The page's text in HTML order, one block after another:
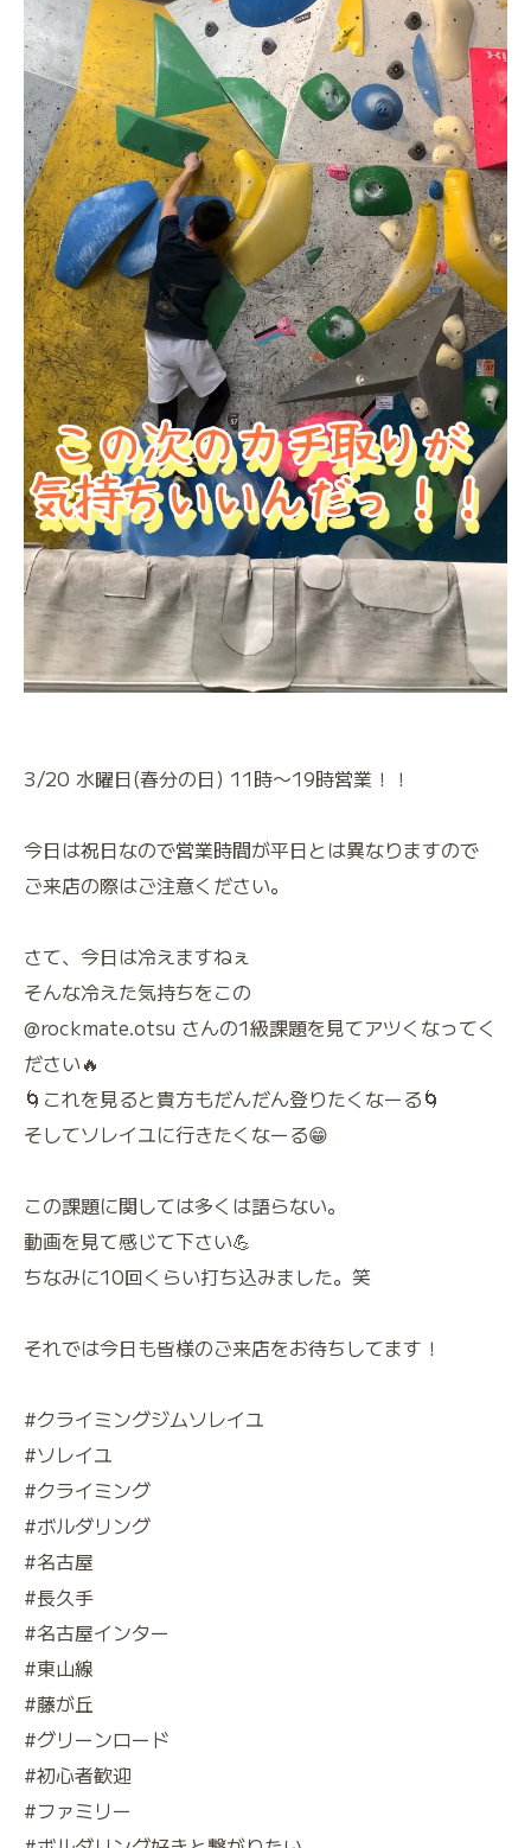
3/20 水曜日(春分の日) 11時〜19時営業！！
今日は祝日なので営業時間が平日とは異なりますので
ご来店の際はご注意ください。
さて、今日は冷えますねぇ
そんな冷えた気持ちをこの
@rockmate.otsu さんの1級課題を見てアツくなってく
ださい🔥
🌀これを見ると貴方もだんだん登りたくなーる🌀
そしてソレイユに行きたくなーる😁
この課題に関しては多くは語らない。
動画を見て感じて下さい💪
ちなみに10回くらい打ち込みました。笑
それでは今日も皆様のご来店をお待ちしてます！
#クライミングジムソレイユ
#ソレイユ
#クライミング
#ボルダリング
#名古屋
#長久手
#名古屋インター
#東山線
#藤が丘
#グリーンロード
#初心者歓迎
#ファミリー